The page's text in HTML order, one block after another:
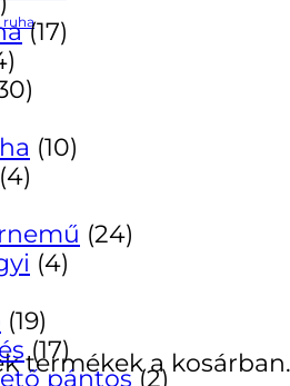
ruha
termékek a kosárban.
(17)
(10)
(4)
(24)
(4)
(19)
(17)
pántos (2)